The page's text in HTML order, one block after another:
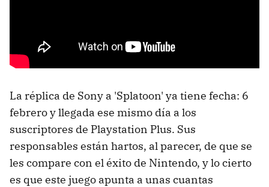
La réplica de Sony a 'Splatoon' ya tiene fecha: 6
febrero y llegada ese mismo día a los
suscriptores de Playstation Plus. Sus
responsables están hartos, al parecer, de que se
les compare con el éxito de Nintendo, y lo cierto
es que este juego apunta a unas cuantas